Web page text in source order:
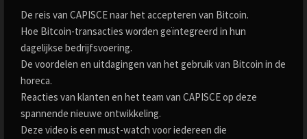
De reis van CAPISCE naar het accepteren van Bitcoin.
Hoe Bitcoin-transacties worden geïntegreerd in hun
dagelijkse bedrijfsvoering.
De voordelen en uitdagingen van het gebruik van Bitcoin in de
horeca.
Reacties van klanten en het team van CAPISCE op deze
spannende nieuwe ontwikkeling.
Deze video is een must-watch voor iedereen die